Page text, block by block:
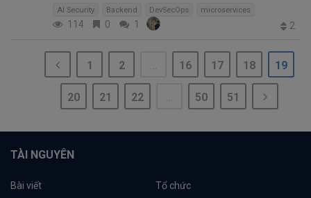
AI Security Backend DevSecOps microservices
114 0 1 2
1 2 16 17 18 19
20 21 22 50 51
TÀI NGUYÊN
Bài viết Tổ chức